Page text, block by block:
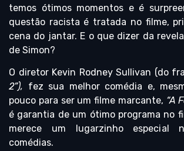
temos ótimos momentos e é
questão racista é tratada no filme,
cena do jantar. E o que dizer da
de Simon?
O diretor Kevin Rodney Sullivan (do
2”), fez sua melhor comédia e,
pouco para ser um filme marcante, “A
é garantia de um ótimo programa no
merece um lugarzinho especial
comédias.